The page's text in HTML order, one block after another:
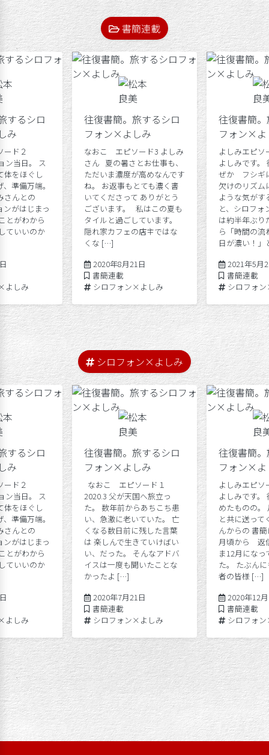
書簡連載
するシロ
み
ド２
ン当日。 ス
体をほぐし
準備万端。
さんとの
ンがはじまっ
とがわから
ていいのか
よしみ
往復書簡。旅するシロ
フォン×よしみ
なおこ エピソード3 よしみ
さん 夏の暑さとお仕事も、
ただいま濃度が高めなんです
ね。 お返事もとても濃く書
いてくださって ありがとう
ございます。 私はこの夏も
タイルと過ごしています。
隠れ家カフェの店主ではな
くな […]
2020年8月21日 2020年8月21日
Posted in
書簡連載
Tags:
シロフォン×よしみ
往復書簡
フォン×よ
よしみエピソ
よしみです。
ぜか フシギ
欠けのリズム
ような気がす
と、シロフォ
は約半年ぶり
ら「時間の流
日が濃い！
2021年5月
Posted in
書簡連載
Tags:
シロフォ
シロフォン×よしみ
するシロ
み
ド２
ン当日。 ス
体をほぐし
準備万端。
さんとの
ンがはじまっ
とがわから
ていいのか
よしみ
往復書簡。旅するシロ
フォン×よしみ
なおこ エピソード１
2020.3 父が天国へ旅立っ
た。 数年前からあちこち患
い、急激に老いていた。 亡
くなる数日前に残した言葉
は 楽しんで生きていけばい
い、だった。 そんなアドバ
イスは一度も聞いたことな
かったよ […]
2020年7月21日 2020年7月21日
Posted in
書簡連載
Tags:
シロフォン×よしみ
往復書簡
フォン×よ
よしみエピソ
よしみです。
めたものの。
と共に送って
んからの 書
月頃から 返
ま12月にな
た。 たぶん
者の皆様 […]
2020年12
Posted in
書簡連載
Tags:
シロフォ